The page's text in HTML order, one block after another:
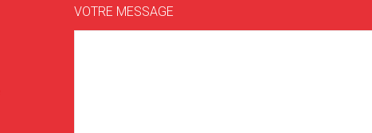
VOTRE MESSAGE